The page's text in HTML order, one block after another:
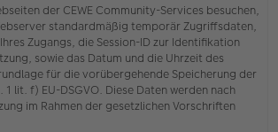
der CEWE Community-Services besuchen,
standardmäßig temporär Zugriffsdaten,
Zugangs, die Session-ID zur Identifikation
sowie das Datum und die Uhrzeit des
für die vorübergehende Speicherung der
lit. f) EU-DSGVO. Diese Daten werden nach
im Rahmen der gesetzlichen Vorschriften